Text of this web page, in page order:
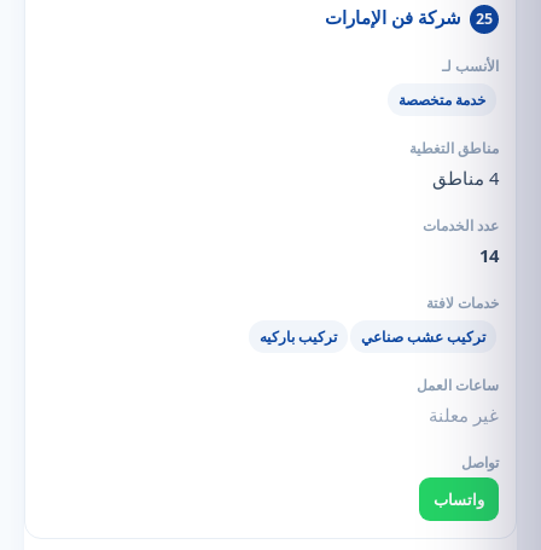
25 شركة فن الإمارات
خدمة متخصصة
4 مناطق
14
تركيب عشب صناعي تركيب باركيه
غير معلنة
واتساب